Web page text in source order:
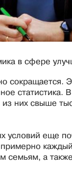
в сфере
сокращается.
статистика.
них свыше
условий еще
семьям, а